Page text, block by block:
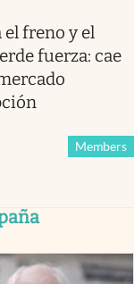
freno y el
fuerza: cae
Members